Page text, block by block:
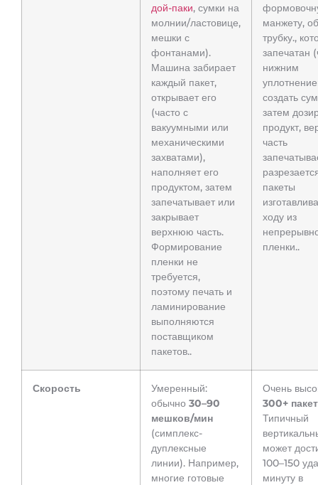
дой-паки, сумки на
молнии/ластовице,
мешки с
фонтанами).
Машина забирает
каждый пакет,
открывает его
(часто с
вакуумными или
механическими
захватами),
наполняет его
продуктом, затем
запечатывает или
закрывает
верхнюю часть.
Формирование
пленки не
требуется,
поэтому печать и
ламинирование
выполняются
поставщиком
пакетов..
манжету,
трубку.,
запечатан
нижним
создать
затем
продукт,
часть
пакеты
ходу из
пленки..
Скорость
Умеренный:
обычно 30–90
мешков/мин
(симплекс-
дуплексные
линии). Например,
многие готовые
Очень
300+
Типичный
может
100–150
минуту в